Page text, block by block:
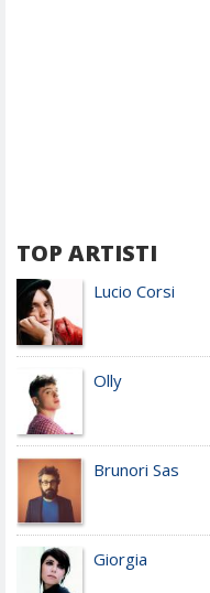
TOP ARTISTI
Lucio Corsi
Olly
Brunori Sas
Giorgia